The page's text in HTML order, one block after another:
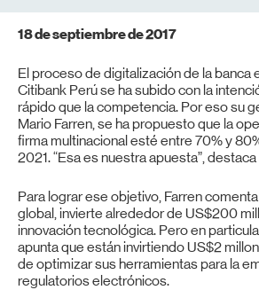
18 de septiembre de 2017
El proceso de digitalización de la banca
Citibank Perú se ha subido con la
rápido que la competencia. Por eso su
Mario Farren, se ha propuesto que la
firma multinacional esté entre 70% y
2021. “Esa es nuestra apuesta”, destaca
Para lograr ese objetivo, Farren
global, invierte alrededor de US$200
innovación tecnológica. Pero en
apunta que están invirtiendo US$2
de optimizar sus herramientas para la
regulatorios electrónicos.